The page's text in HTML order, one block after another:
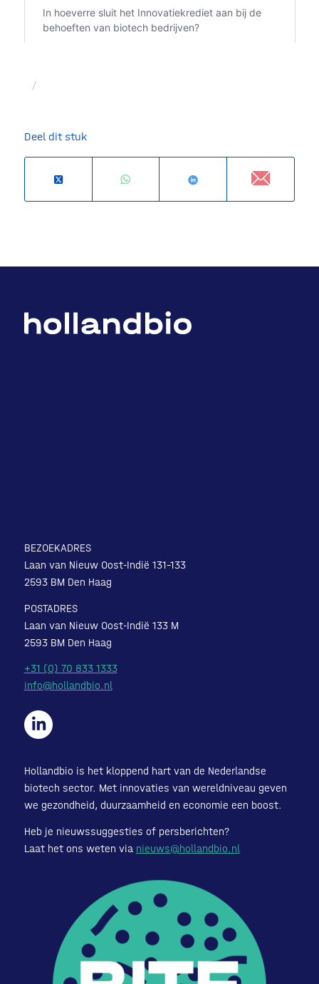
/
Deel dit stuk
BEZOEKADRES
Laan van Nieuw Oost-Indië 131-133
2593 BM Den Haag
POSTADRES
Laan van Nieuw Oost-Indië 133 M
2593 BM Den Haag
+31 (0) 70 833 1333
info@hollandbio.nl
Hollandbio is het kloppend hart van de Nederlandse
biotech sector. Met innovaties van wereldniveau geven
we gezondheid, duurzaamheid en economie een boost.
Heb je nieuwssuggesties of persberichten?
Laat het ons weten via nieuws@hollandbio.nl